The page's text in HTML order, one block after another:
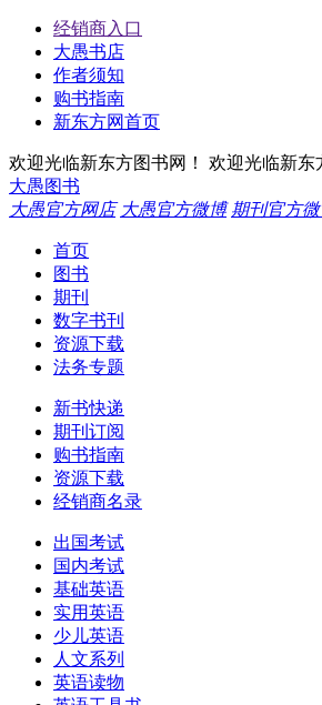
经销商入口
大愚书店
作者须知
购书指南
新东方网首页
欢迎光临新东方图书网！
欢迎光临新东
大愚图书
大愚官方网店 大愚官方微博 期刊官方
首页
图书
期刊
数字书刊
资源下载
法务专题
新书快递
期刊订阅
购书指南
资源下载
经销商名录
出国考试
国内考试
基础英语
实用英语
少儿英语
人文系列
英语读物